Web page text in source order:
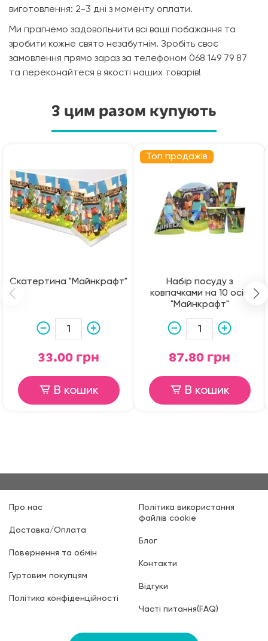
виготовлення: 2-3 дні з моменту оплати.
Ми прагнемо задовольнити всі ваші побажання та
зробити кожне свято незабутнім. Зробіть своє
замовлення прямо зараз за телефоном 068 149 79 87
та переконайтеся в якості наших товарів!
З цим разом купують
Скатертина "Майнкрафт"
33.00 грн
В кошик
Топ продажів
Набір посуду з
ковпачками на 10 осіб
"Майнкрафт"
87.80 грн
В кошик
Про нас
Доставка/Оплата
Повернення та обмін
Гуртовим покупцям
Політика конфіденційності
Політика використання
файлів cookie
Блог
Контакти
Відгуки
Часті питання(FAQ)